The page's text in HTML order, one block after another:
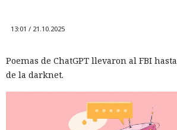
13:01 / 21.10.2025
Poemas de ChatGPT llevaron al FBI
de la darknet.